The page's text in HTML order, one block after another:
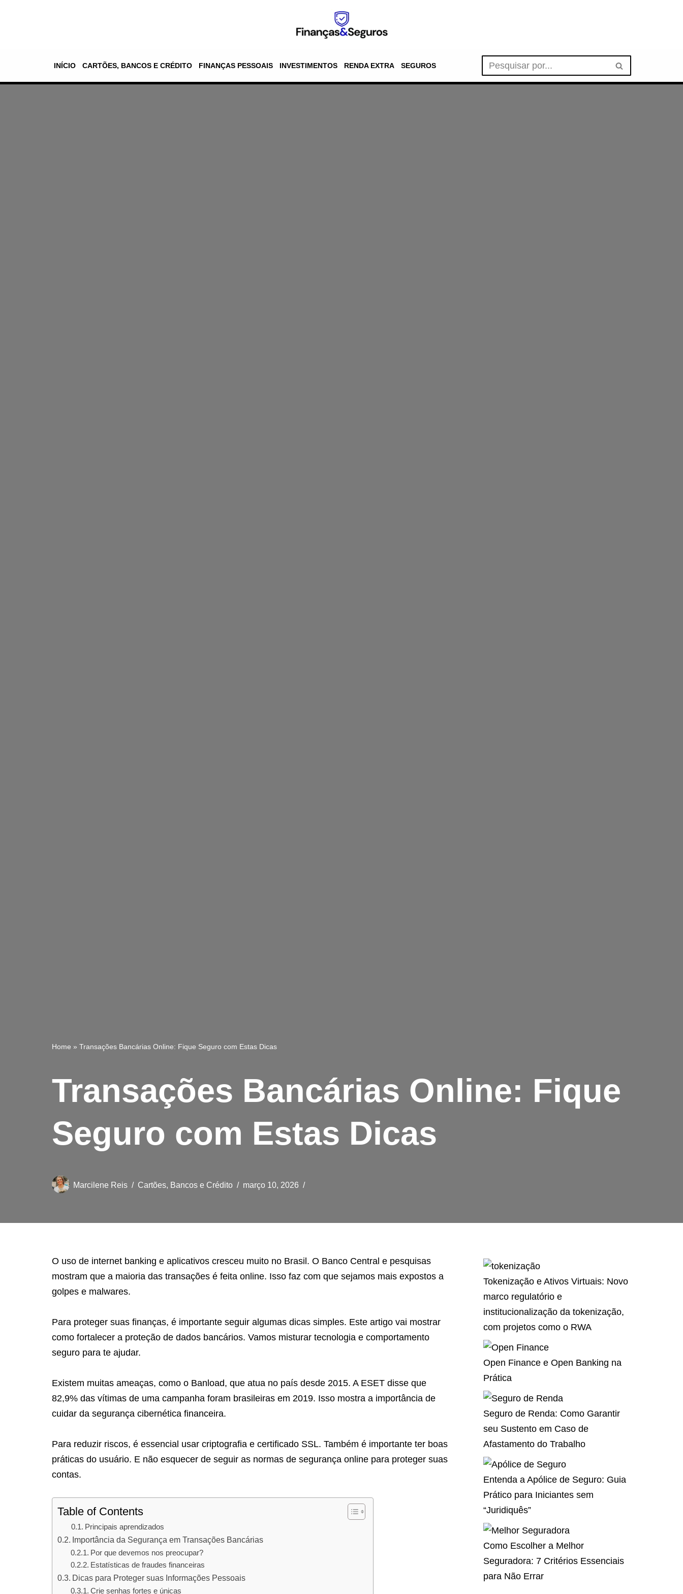
INÍCIO CARTÕES, BANCOS E CRÉDITO FINANÇAS PESSOAIS INVESTIMENTOS RENDA EXTRA SEGUROS
Home » Transações Bancárias Online: Fique Seguro com Estas Dicas
Transações Bancárias Online: Fique
Seguro com Estas Dicas
Marcilene Reis Cartões, Bancos e Crédito março 10, 2026
O uso de internet banking e aplicativos cresceu muito no Brasil. O Banco Central e pesquisas
mostram que a maioria das transações é feita online. Isso faz com que sejamos mais expostos a
golpes e malwares.
Para proteger suas finanças, é importante seguir algumas dicas simples. Este artigo vai mostrar
como fortalecer a proteção de dados bancários. Vamos misturar tecnologia e comportamento
seguro para te ajudar.
Existem muitas ameaças, como o Banload, que atua no país desde 2015. A ESET disse que
82,9% das vítimas de uma campanha foram brasileiras em 2019. Isso mostra a importância de
cuidar da segurança cibernética financeira.
Para reduzir riscos, é essencial usar criptografia e certificado SSL. Também é importante ter boas
práticas do usuário. E não esquecer de seguir as normas de segurança online para proteger suas
contas.
Table of Contents
Principais aprendizados
Importância da Segurança em Transações Bancárias
Por que devemos nos preocupar?
Estatísticas de fraudes financeiras
Dicas para Proteger suas Informações Pessoais
Crie senhas fortes e únicas
Tokenização e Ativos Virtuais: Novo
marco regulatório e
institucionalização da tokenização,
com projetos como o RWA
Open Finance e Open Banking na
Prática
Seguro de Renda: Como Garantir
seu Sustento em Caso de
Afastamento do Trabalho
Entenda a Apólice de Seguro: Guia
Prático para Iniciantes sem
“Juridiquês”
Como Escolher a Melhor
Seguradora: 7 Critérios Essenciais
para Não Errar